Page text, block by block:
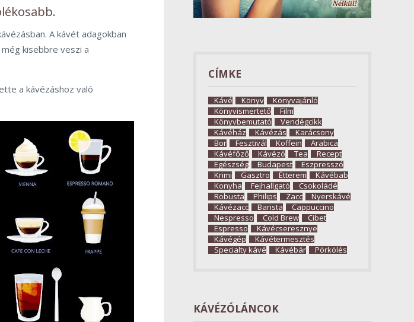
A kávét adagokban
még kisebbre veszi a
a kávézáshoz való
CÍMKE
Kávé Könyv
Könyvajánló
Könyvismertető
Film
Könyvbemutató
Vendégcikk
Kávéház
Kávézás
Karácsony
Bor
Fesztivál Koffein
Arabica
Kávéfőző
Kávézó Tea
Recept
Egészség
Budapest
Eszpresszó
Krimi
Gasztro Étterem
Kávébab
Konyha
Fejhallgató
Csokoládé
Robusta
Philips Zacc
Nyerskávé
Kávézacc
Barista
Cappuccino
Nespresso
Cold Brew
Cibet
Espresso
Kávécseresznye
Kávégép
Kávétermesztés
Specialty kávé
Kávébár Pörkölés
KÁVÉZÓLÁNCOK